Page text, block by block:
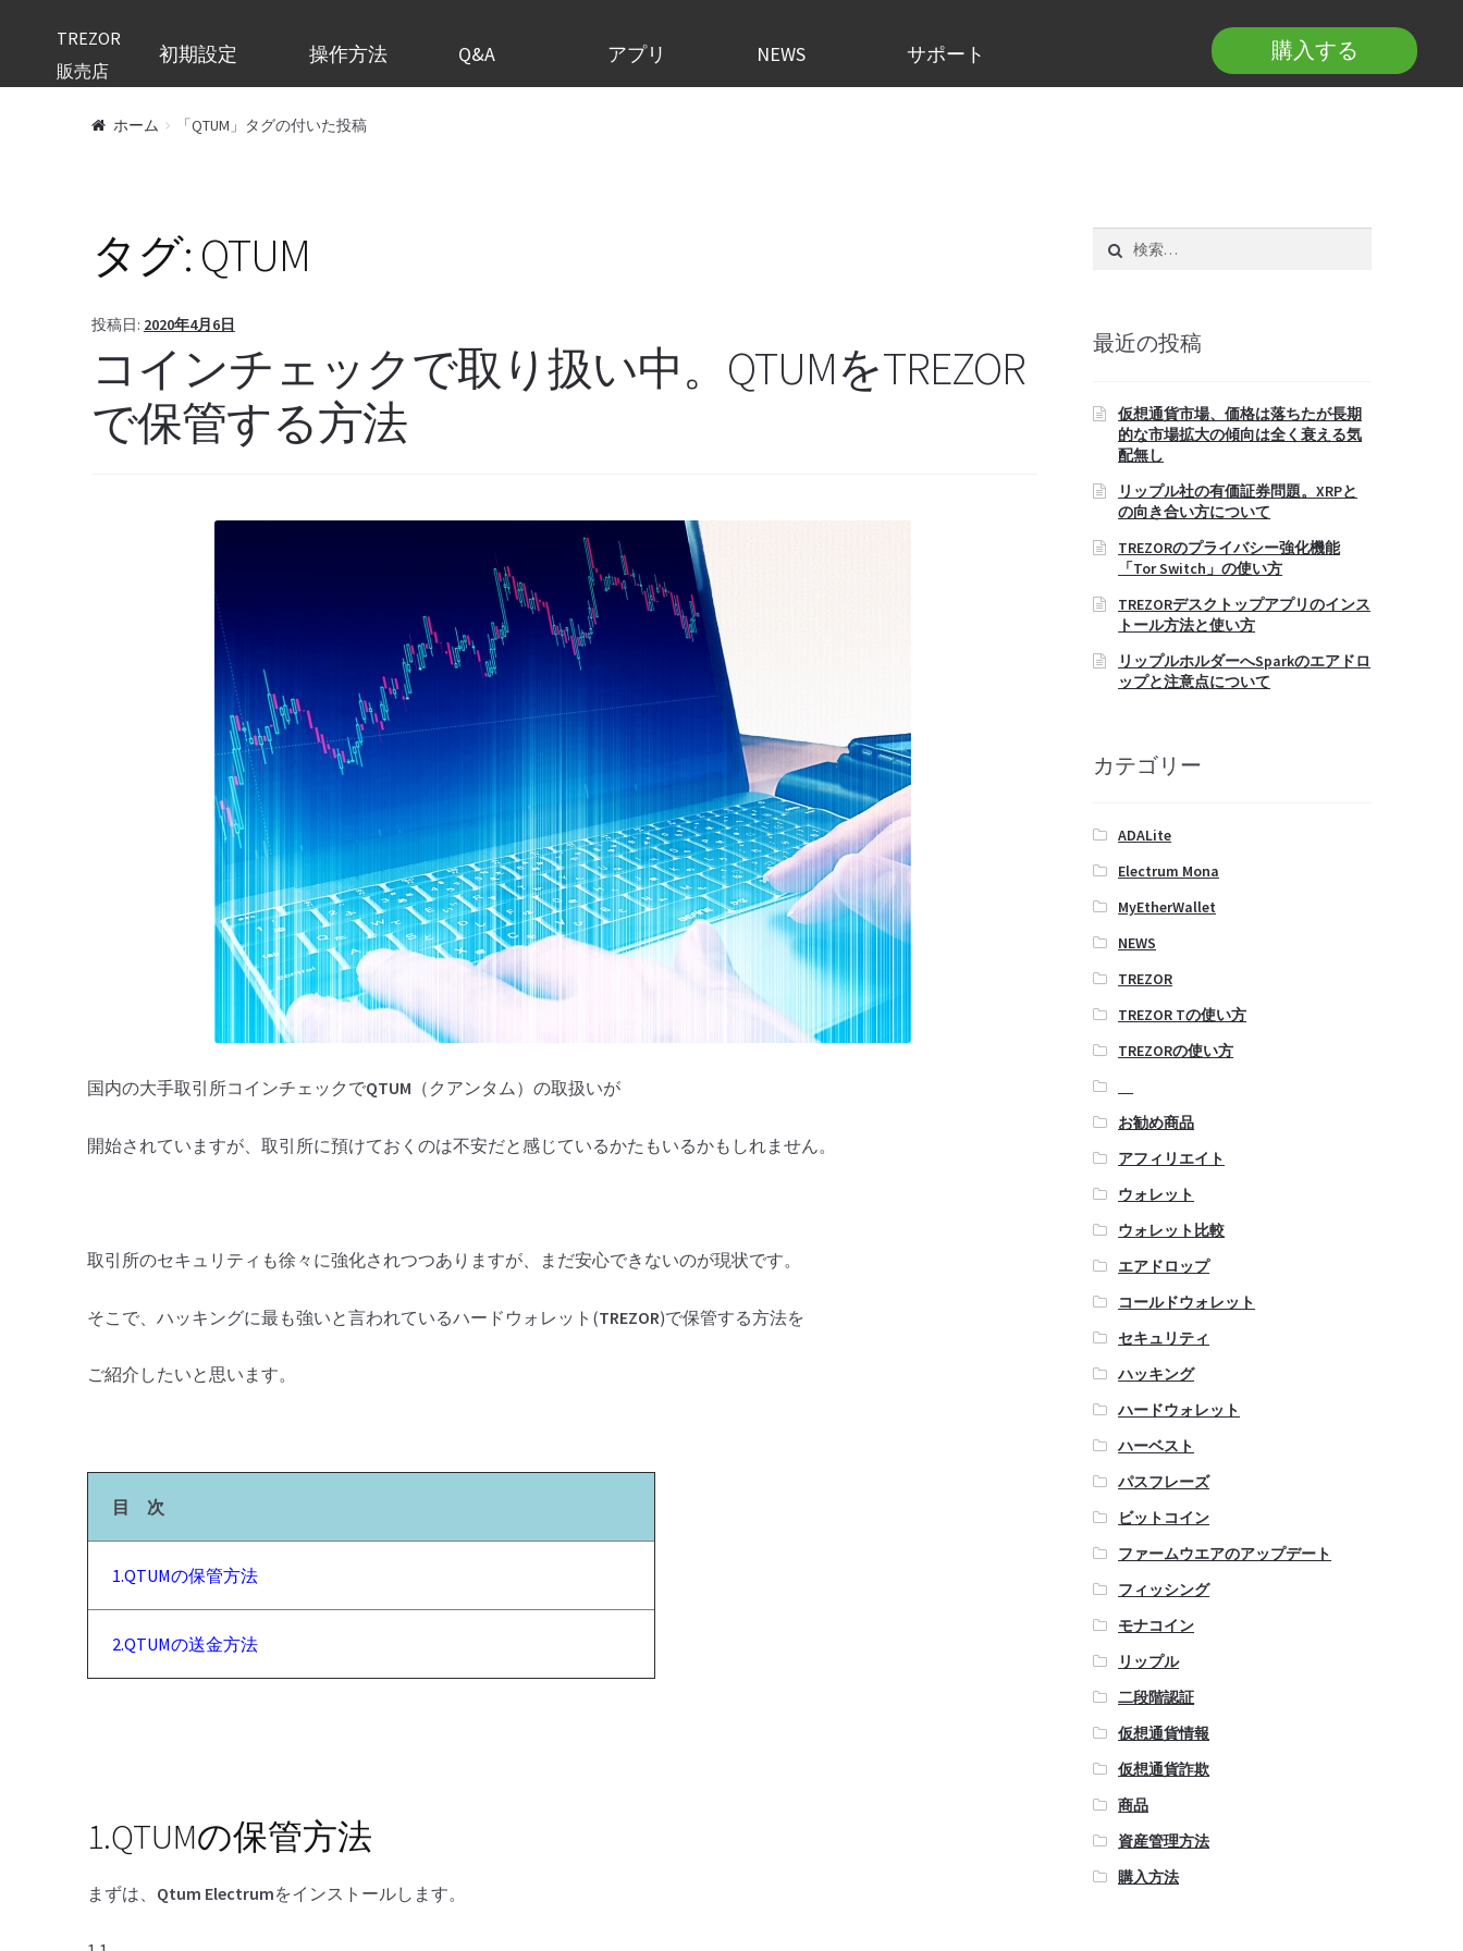
TREZOR
販売店
初期設定 操作方法 Q&A アプリ NEWS サポート 購入する
ホーム 「QTUM」タグの付いた投稿
タグ: QTUM
投稿日: 2020年4月6日
コインチェックで取り扱い中。QTUMをTREZOR
で保管する方法
国内の大手取引所コインチェックでQTUM （クアンタム）の取扱いが
開始されていますが、取引所に預けておくのは不安だと感じているかたもいるかもしれません。
取引所のセキュリティも徐々に強化されつつありますが、まだ安心できないのが現状です。
そこで、ハッキングに最も強いと言われているハードウォレット(TREZOR)で保管する方法を
ご紹介したいと思います。
目 次
1.QTUMの保管方法
2.QTUMの送金方法
1.QTUMの保管方法
まずは、 Qtum Electrumをインストールします。
最近の投稿
仮想通貨市場、価格は落ちたが長期
的な市場拡大の傾向は全く衰える気
配無し
リップル社の有価証券問題。XRPと
の向き合い方について
TREZORのプライバシー強化機能
「Tor Switch」の使い方
TREZORデスクトップアプリのインス
トール方法と使い方
リップルホルダーへSparkのエアドロ
ップと注意点について
カテゴリー
ADALite
Electrum Mona
MyEtherWallet
NEWS
TREZOR
TREZOR Tの使い方
TREZORの使い方
お勧め商品
アフィリエイト
ウォレット
ウォレット比較
エアドロップ
コールドウォレット
セキュリティ
ハッキング
ハードウォレット
ハーベスト
パスフレーズ
ビットコイン
ファームウエアのアップデート
フィッシング
モナコイン
リップル
二段階認証
仮想通貨情報
仮想通貨詐欺
商品
資産管理方法
購入方法